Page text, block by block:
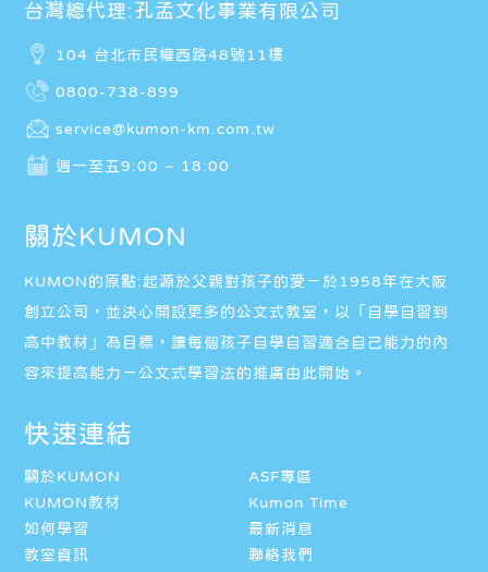
台灣總代理:孔孟文化事業有限公司
104 台北市民權西路48號11樓
0800-738-899
service@kumon-km.com.tw
週一至五9:00 ~ 18:00
關於KUMON
KUMON的原點:起源於父親對孩子的愛－於1958年在大阪
創立公司，並決心開設更多的公文式教室，以「自學自習到
高中教材」為目標，讓每個孩子自學自習適合自己能力的內
容來提高能力－公文式學習法的推廣由此開始。
快速連結
關於KUMON
ASF專區
KUMON教材
Kumon Time
如何學習
最新消息
教室資訊
聯絡我們